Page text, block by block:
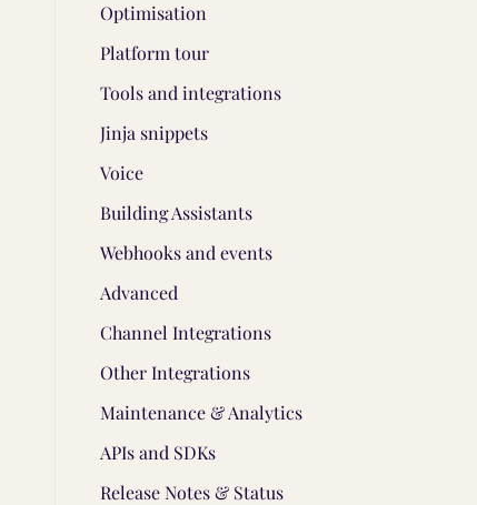
Optimisation
Platform tour
Tools and integrations
Jinja snippets
Voice
Building Assistants
Webhooks and events
Advanced
Channel Integrations
Other Integrations
Maintenance & Analytics
APIs and SDKs
Release Notes & Status